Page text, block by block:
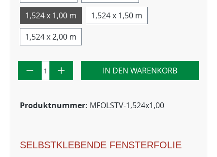
1,524 x 1,00 m
1,524 x 1,50 m
1,524 x 2,00 m
IN DEN WARENKORB
Produktnummer: MFOLSTV-1,524x1,00
SELBSTKLEBENDE FENSTERFOLIE